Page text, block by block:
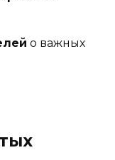
о важных